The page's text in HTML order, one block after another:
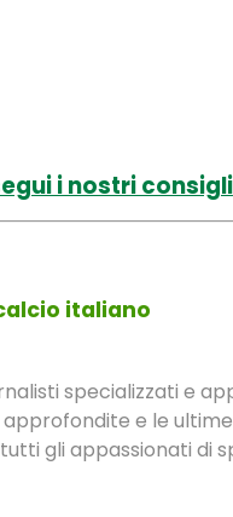
i nostri consigli
italiano
specializzati e
e le
gli appassionati di